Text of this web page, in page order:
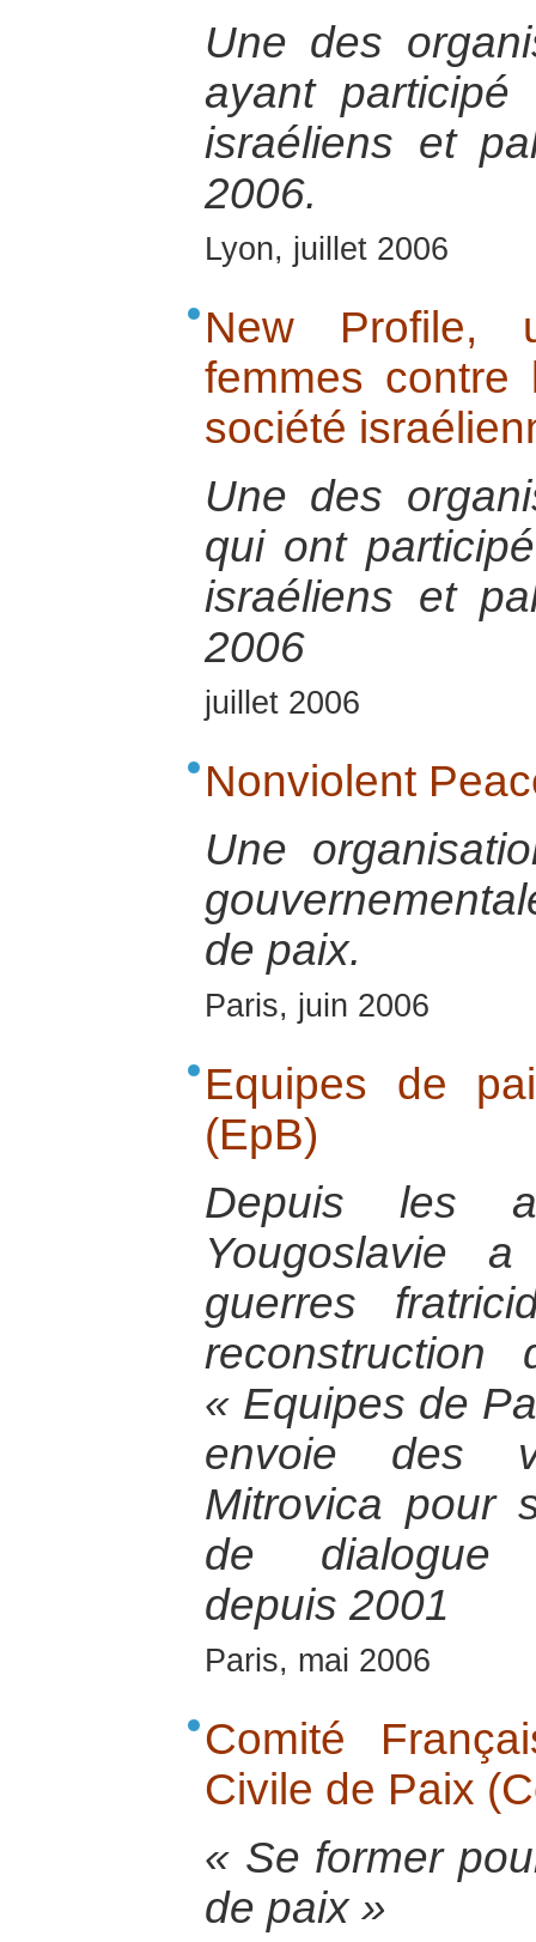
Une des
ayant
israéliens et
2006.
Lyon, juillet 2006
New Profile,
femmes contre
société
Une des
qui ont
israéliens et
2006
juillet 2006
Nonviolent
Une
de paix.
Paris, juin 2006
Equipes de
(EpB)
Depuis les
Yougoslavie
guerres
reconstruction
« Equipes de
envoie des
Mitrovica pour
de dialogue
depuis 2001
Paris, mai 2006
Comité
Civile de Paix
« Se former
de paix »